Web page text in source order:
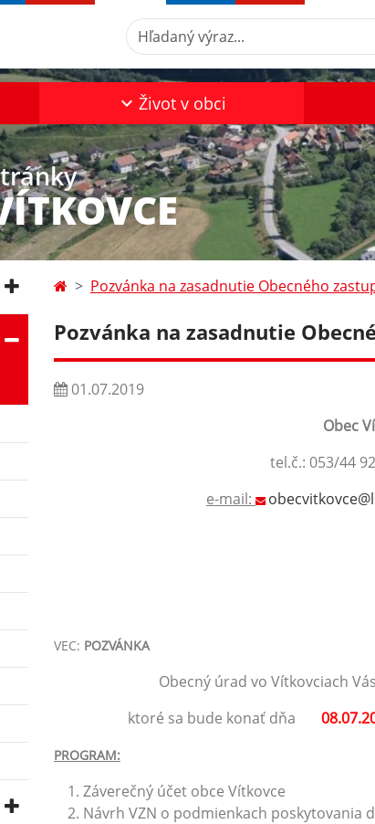
Hľadaný výraz...
Život v obci
Pozvánka na zasadnutie Obecného
Pozvánka na zasadnutie
01.07.2019
Obec
tel.č.: 053/44 92
e-mail:
Vo
VEC: POZVÁNKA
Obecný úrad vo Vítkovciach Vás
ktoré sa bude konať dňa
PROGRAM:
Záverečný účet obce Vítkovce
Návrh VZN o podmienkach poskytovania